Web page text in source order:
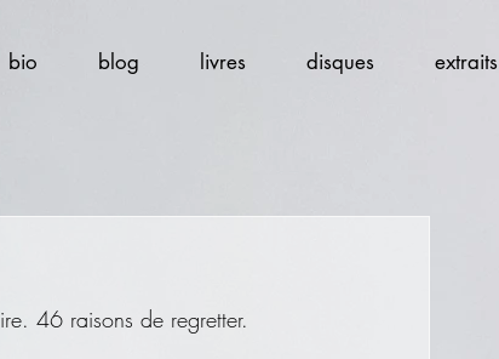
bio blog livres disques extraits
46 raisons de regretter.